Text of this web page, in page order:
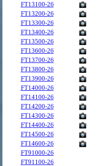
FT13100-26
FT13200-26
FT13300-26
FT13400-26
FT13500-26
FT13600-26
FT13700-26
FT13800-26
FT13900-26
FT14000-26
FT14100-26
FT14200-26
FT14300-26
FT14400-26
FT14500-26
FT14600-26
FT91000-26
FT91100-26